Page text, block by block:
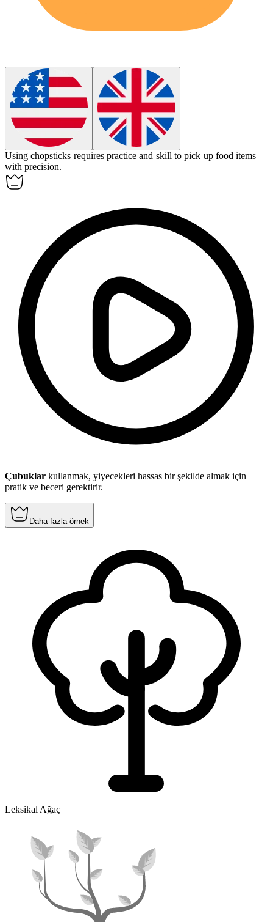
Using chopsticks requires practice and skill to pick up food items
with precision.
Çubuklar kullanmak, yiyecekleri hassas bir şekilde almak için
pratik ve beceri gerektirir.
Daha fazla örnek
Leksikal Ağaç